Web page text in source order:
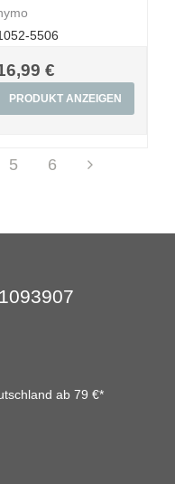
5506
€
PRODUKT ANZEIGEN
5 6
ab 79 €*